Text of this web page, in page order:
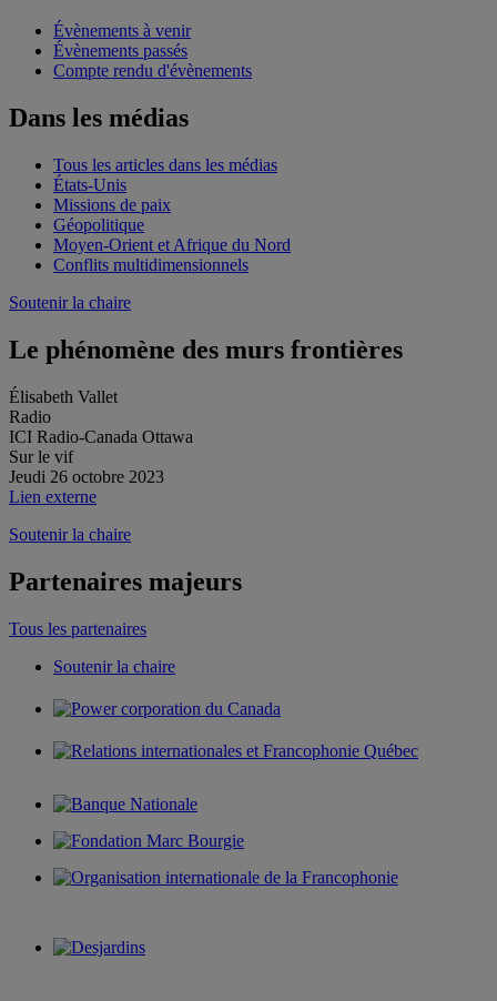
Évènements à venir
Évènements passés
Compte rendu d'évènements
Dans les médias
Tous les articles dans les médias
États-Unis
Missions de paix
Géopolitique
Moyen-Orient et Afrique du Nord
Conflits multidimensionnels
Soutenir la chaire
Le phénomène des murs frontières
Élisabeth Vallet
Radio
ICI Radio-Canada Ottawa
Sur le vif
Jeudi 26 octobre 2023
Lien externe
Soutenir la chaire
Partenaires majeurs
Tous les partenaires
Soutenir la chaire